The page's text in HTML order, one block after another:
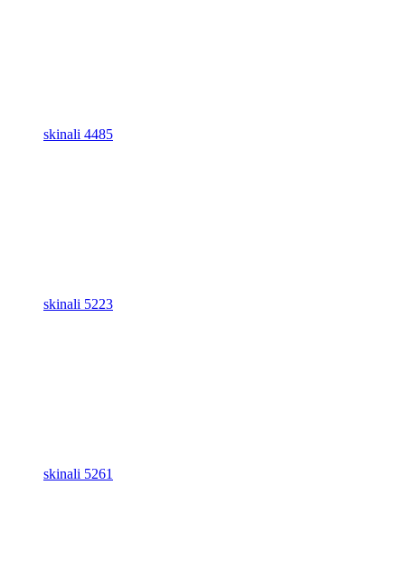
skinali 4485
skinali 5223
skinali 5261